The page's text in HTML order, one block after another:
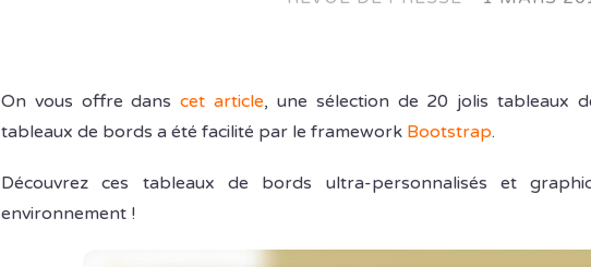
On vous offre danscet article, une sélection de 20 jolis tableaux
tableaux de bords a été facilité par le framework Bootstrap.
Découvrez ces tableaux de bords ultra-personnalisés et
environnement !